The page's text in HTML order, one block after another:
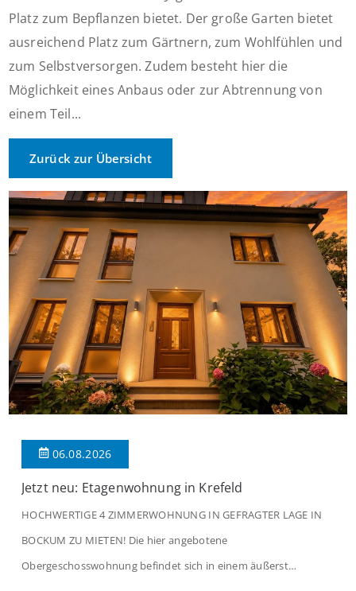
Platz zum Bepflanzen bietet. Der große Garten bietet
ausreichend Platz zum Gärtnern, zum Wohlfühlen und
zum Selbstversorgen. Zudem besteht hier die
Möglichkeit eines Anbaus oder zur Abtrennung von
einem Teil...
Zurück zur Übersicht
06.08.2026
Jetzt neu: Etagenwohnung in Krefeld
HOCHWERTIGE 4 ZIMMERWOHNUNG IN GEFRAGTER LAGE IN
BOCKUM ZU MIETEN! Die hier angebotene
Obergeschosswohnung befindet sich in einem äußerst